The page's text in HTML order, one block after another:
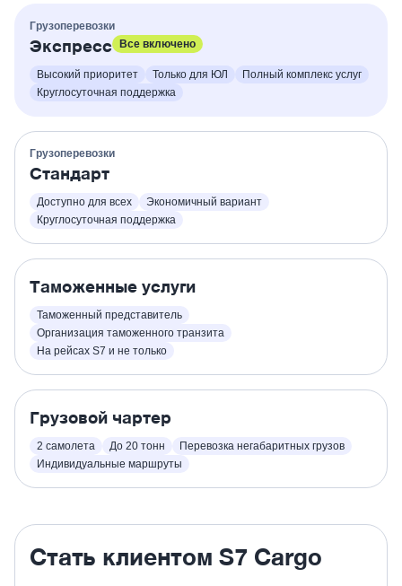
Грузоперевозки
Экспресс Все включено
Высокий приоритет Только для ЮЛ
Полный комплекс услуг
Круглосуточная поддержка
Грузоперевозки
Стандарт
Доступно для всех
Экономичный вариант
Круглосуточная поддержка
Таможенные услуги
Таможенный представитель
Организация таможенного транзита
На рейсах S7 и не только
Грузовой чартер
2 самолета До 20 тонн
Перевозка негабаритных грузов
Индивидуальные маршруты
Стать клиентом S7 Cargo